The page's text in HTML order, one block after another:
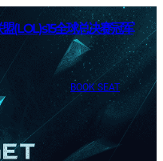
(LOL)s15全球总决赛冠军
BOOK SEAT